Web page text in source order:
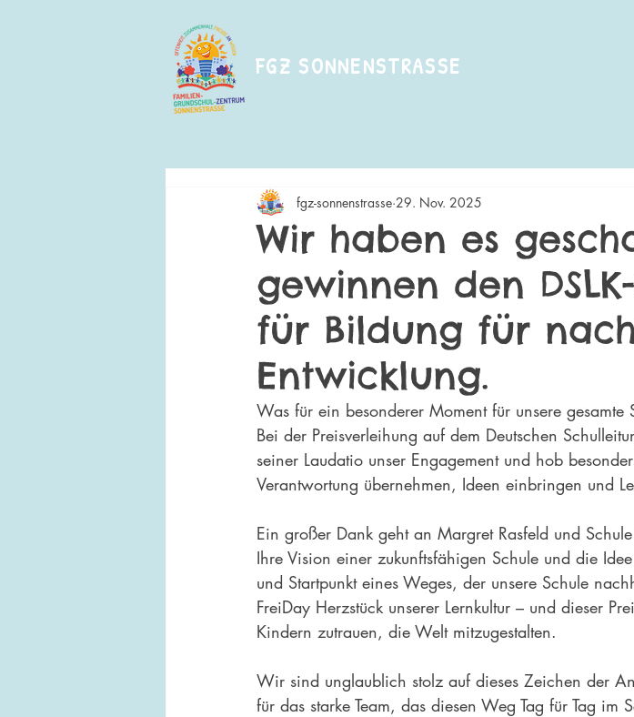
FGZ SONNENSTRASSE
Wir haben es
gewinnen den
für Bildung für
Entwicklung.
fgz-sonnenstrasse 29. Nov. 2025
Was für ein besonderer Moment für unsere gesamte
Bei der Preisverleihung auf dem Deutschen
seiner Laudatio unser Engagement und hob
Verantwortung übernehmen, Ideen einbringen und
Ein großer Dank geht an Margret Rasfeld und
Ihre Vision einer zukunftsfähigen Schule und die
und Startpunkt eines Weges, der unsere Schule
FreiDay Herzstück unserer Lernkultur – und dieser
Kindern zutrauen, die Welt mitzugestalten.
Wir sind unglaublich stolz auf dieses Zeichen der
für das starke Team, das diesen Weg Tag für Tag im